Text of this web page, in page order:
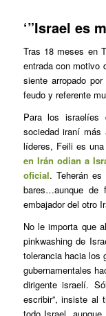
‘”Israel es
Tras 18 meses en
entrada con motivo
siente arropado
feudo y referente
Para los israelíes
sociedad iraní más
líderes, Feili es
en Irán odian a
oficial. Teherán
bares…aunque de
embajador del otro
No le importa que
pinkwashing de
tolerancia hacia los
gubernamentales
dirigente israelí.
escribir”, insiste al
todo Israel,